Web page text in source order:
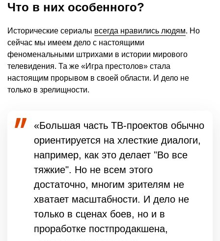
Что в них особенного?
Исторические сериалы всегда нравились людям. Но
сейчас мы имеем дело с настоящими
феноменальными штрихами в истории мирового
телевидения. Та же «Игра престолов» стала
настоящим прорывом в своей области. И дело не
только в зрелищности.
«Большая часть ТВ-проектов обычно
ориентируется на хлесткие диалоги,
например, как это делает "Во все
тяжкие". Но не всем этого
достаточно, многим зрителям не
хватает масштабности. И дело не
только в сценах боев, но и в
проработке постпродакшена,